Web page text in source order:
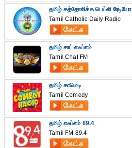
தமிழ் கத்தோலிக்க டெய்லி ரேடியோ
Tamil Catholic Daily Radio
தமிழ் சாட் எஃப்எம்
Tamil Chat FM
தமிழ் காமெடி
Tamil Comedy
தமிழ் எஃப்எம் 89.4
Tamil FM 89.4